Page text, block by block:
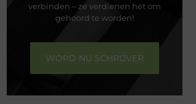
verbinden – ze verdienen het om
gehoord te worden!
WORD NU SCHRIJVER